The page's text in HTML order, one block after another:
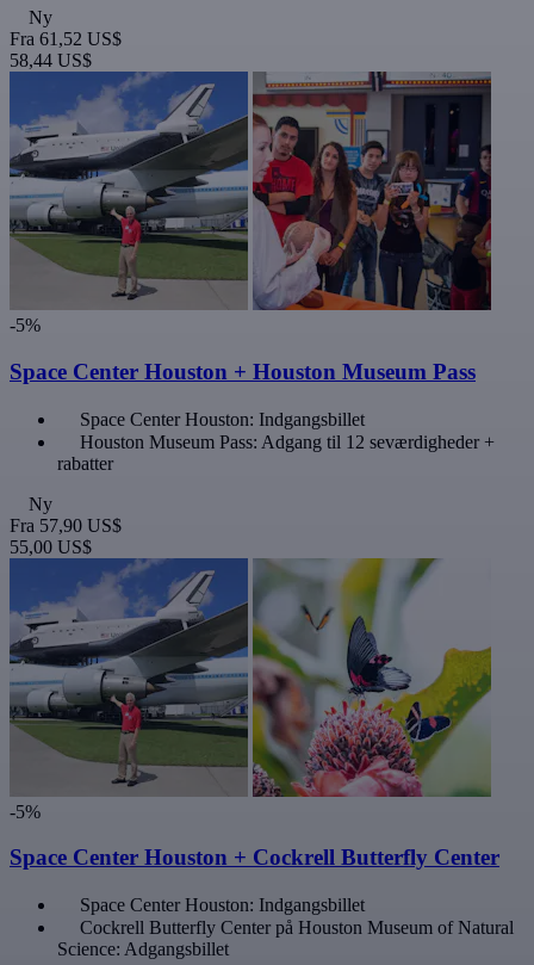
Ny
Fra 61,52 US$
58,44 US$
-5%
Space Center Houston + Houston Museum Pass
Space Center Houston: Indgangsbillet
Houston Museum Pass: Adgang til 12 seværdigheder +
rabatter
Ny
Fra 57,90 US$
55,00 US$
-5%
Space Center Houston + Cockrell Butterfly Center
Space Center Houston: Indgangsbillet
Cockrell Butterfly Center på Houston Museum of Natural
Science: Adgangsbillet